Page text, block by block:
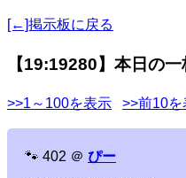
[←]掲示板に戻る
【19:19280】本日の
>>1～100を表示 >>前10を
🐾 402 ＠ ぴー